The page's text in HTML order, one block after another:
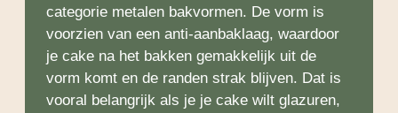
categorie metalen bakvormen. De vorm is
voorzien van een anti-aanbaklaag, waardoor
je cake na het bakken gemakkelijk uit de
vorm komt en de randen strak blijven. Dat is
vooral belangrijk als je je cake wilt glazuren,